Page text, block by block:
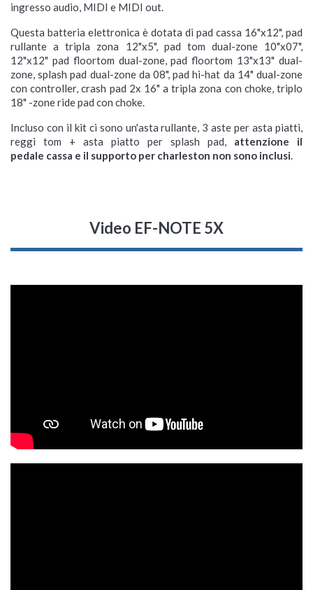
ingresso audio, MIDI e MIDI out.
Questa batteria elettronica è dotata di pad cassa 16"x12", pad
rullante a tripla zona 12"x5", pad tom dual-zone 10"x07",
12"x12" pad floortom dual-zone, pad floortom 13"x13" dual-
zone, splash pad dual-zone da 08", pad hi-hat da 14" dual-zone
con controller, crash pad 2x 16" a tripla zona con choke, triplo
18" -zone ride pad con choke.
Incluso con il kit ci sono un'asta rullante, 3 aste per asta piatti,
reggi tom + asta piatto per splash pad, attenzione il
pedale cassa e il supporto per charleston non sono inclusi.
Video EF-NOTE 5X